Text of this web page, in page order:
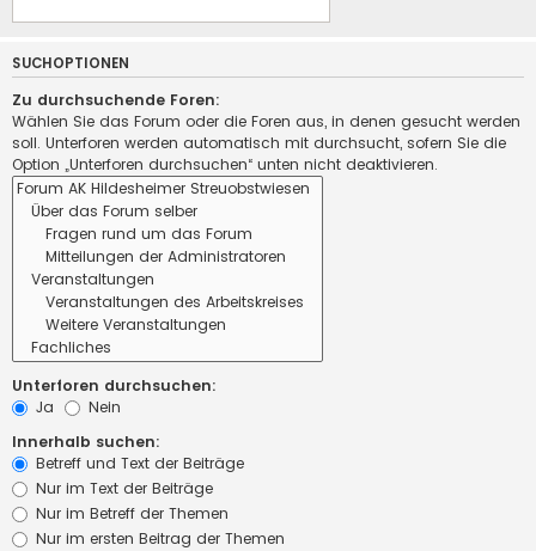
SUCHOPTIONEN
Zu durchsuchende Foren:
Wählen Sie das Forum oder die Foren aus, in denen gesucht werden
soll. Unterforen werden automatisch mit durchsucht, sofern Sie die
Option „Unterforen durchsuchen“ unten nicht deaktivieren.
Unterforen durchsuchen:
Ja
Nein
Innerhalb suchen:
Betreff und Text der Beiträge
Nur im Text der Beiträge
Nur im Betreff der Themen
Nur im ersten Beitrag der Themen